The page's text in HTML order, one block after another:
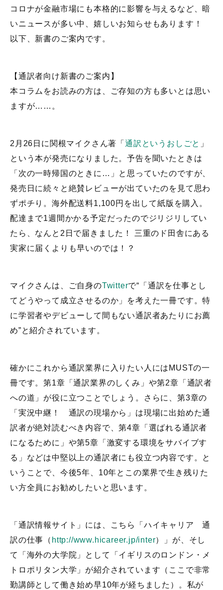
コロナが金融市場にも本格的に影響を与えるなど、暗
いニュースが多い中、嬉しいお知らせもあります！
以下、新書のご案内です。
【通訳者向け新書のご案内】
本コラムをお読みの方は、ご存知の方も多いとは思い
ますが……。
2月26日に関根マイクさん著「 通訳というおしごと 」
という本が発売になりました。予告を聞いたときは
「次の一時帰国のときに…」と思っていたのですが、
発売日に続々と絶賛レビューが出ていたのを見て思わ
ずポチり。海外配送料1,100円を出して紙版を購入。
配達まで1週間かかる予定だったのでジリジリしてい
たら、なんと2日で届きました！ 三重のド田舎にある
実家に届くよりも早いのでは！？
マイクさんは、ご自身のTwitterで“「通訳を仕事とし
てどうやって成立させるのか」を考えた一冊です。特
に学習者やデビューして間もない通訳者あたりにお薦
め”と紹介されています。
確かにこれから通訳業界に入りたい人にはMUSTの一
冊です。第1章「通訳業界のしくみ」や第2章「通訳者
への道」が役に立つことでしょう。さらに、第3章の
「実況中継！ 通訳の現場から」は現場に出始めた通
訳者が絶対読むべき内容で、第4章「選ばれる通訳者
になるために」や第5章「激変する環境をサバイブす
る」などは中堅以上の通訳者にも役立つ内容です。と
いうことで、今後5年、10年とこの業界で生き残りた
い方全員にお勧めしたいと思います。
「通訳情報サイト」には、こちら「ハイキャリア 通
訳の仕事（ http://www.hicareer.jp/inter）」が、そし
て「海外の大学院」として「イギリスのロンドン・メ
トロポリタン大学」が紹介されています（ここで非常
勤講師として働き始め早10年が経ちました）。私が